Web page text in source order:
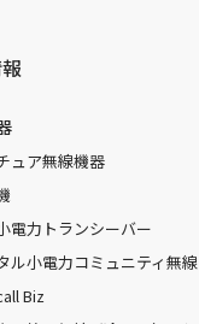
ュア無線機器
電力トランシーバー
ル小電力コミュニティ無線
Biz